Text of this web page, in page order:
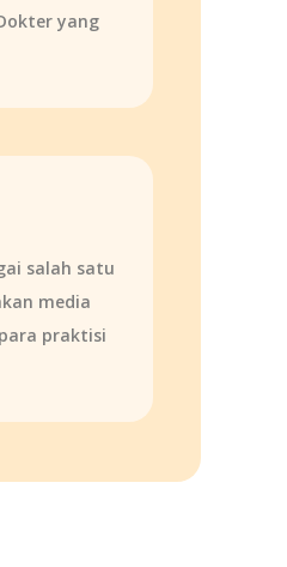
yang
salah satu
media
praktisi